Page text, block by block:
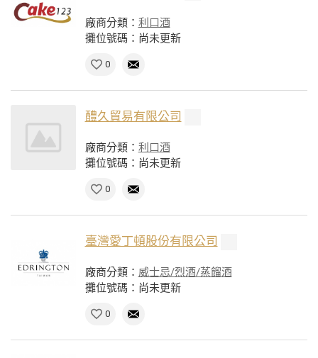
廠商分類： 利口酒
攤位號碼：尚未更新
0
醴久貿易有限公司
廠商分類： 利口酒
攤位號碼：尚未更新
0
臺灣愛丁頓股份有限公司
廠商分類： 威士忌/烈酒/蒸餾酒
攤位號碼：尚未更新
0